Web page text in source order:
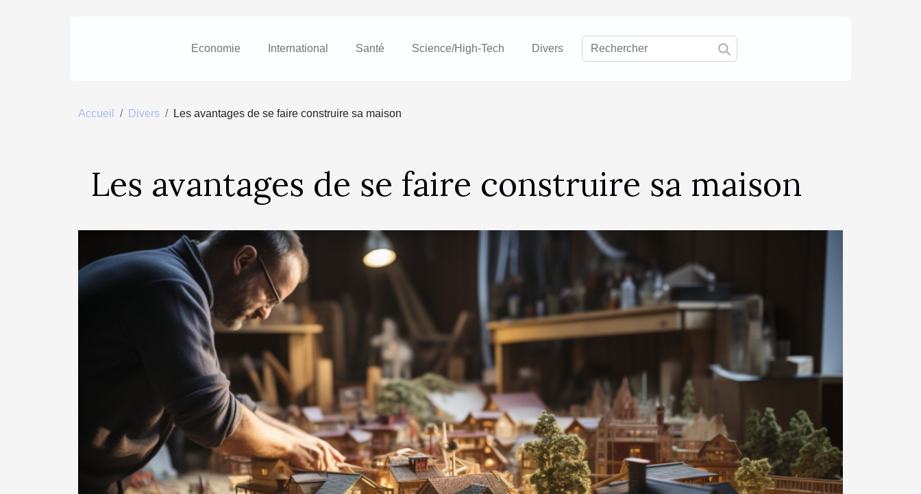
Economie International Santé Science/High-Tech Divers
Accueil Divers Les avantages de se faire construire sa maison
Les avantages de se faire construire sa maison